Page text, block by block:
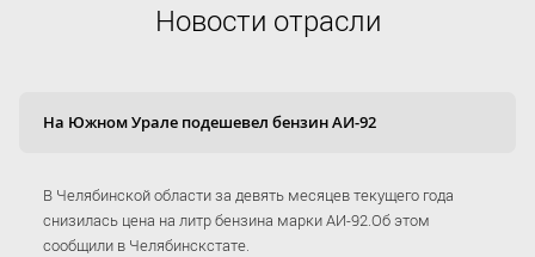
Новости отрасли
На Южном Урале подешевел бензин АИ-92
В Челябинской области за девять месяцев текущего года
снизилась цена на литр бензина марки АИ-92.Об этом
сообщили в Челябинскстате.